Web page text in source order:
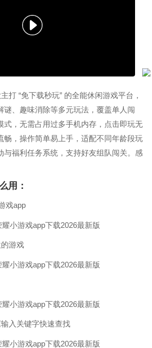
打 “免下载秒玩” 的全能休闲游戏平台，
谜、趣味消除等多元玩法，覆盖单人闯
式，无需占用过多手机内存，点击即玩无
畅，操作简单易上手，适配不同年龄段玩
与福利任务系统，支持好友组队闯关。感
用：
戏app
游戏
入关键字快速查找